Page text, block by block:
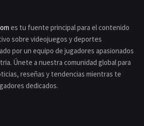
es tu fuente principal para el contenido
sobre videojuegos y deportes
por un equipo de jugadores apasionados
Únete a nuestra comunidad global para
reseñas y tendencias mientras te
dedicados.